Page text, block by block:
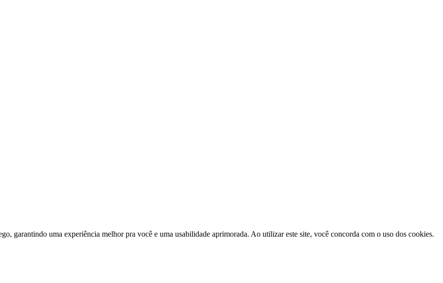
garantindo uma experiência melhor pra você e uma usabilidade aprimorada. Ao utilizar este site, você concorda com o uso dos cookies.